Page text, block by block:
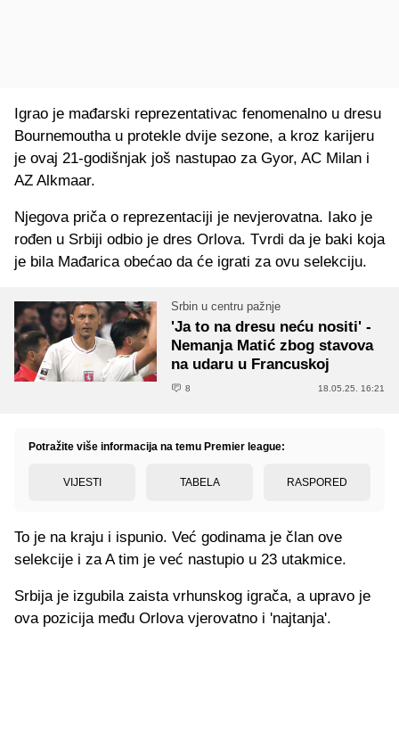
Igrao je mađarski reprezentativac fenomenalno u dresu
Bournemoutha u protekle dvije sezone, a kroz karijeru
je ovaj 21-godišnjak još nastupao za Gyor, AC Milan i
AZ Alkmaar.
Njegova priča o reprezentaciji je nevjerovatna. Iako je
rođen u Srbiji odbio je dres Orlova. Tvrdi da je baki koja
je bila Mađarica obećao da će igrati za ovu selekciju.
Srbin u centru pažnje
'Ja to na dresu neću nositi' -
Nemanja Matić zbog stavova
na udaru u Francuskoj
8 18.05.25. 16:21
Potražite više informacija na temu Premier league:
VIJESTI TABELA RASPORED
To je na kraju i ispunio. Već godinama je član ove
selekcije i za A tim je već nastupio u 23 utakmice.
Srbija je izgubila zaista vrhunskog igrača, a upravo je
ova pozicija među Orlova vjerovatno i 'najtanja'.